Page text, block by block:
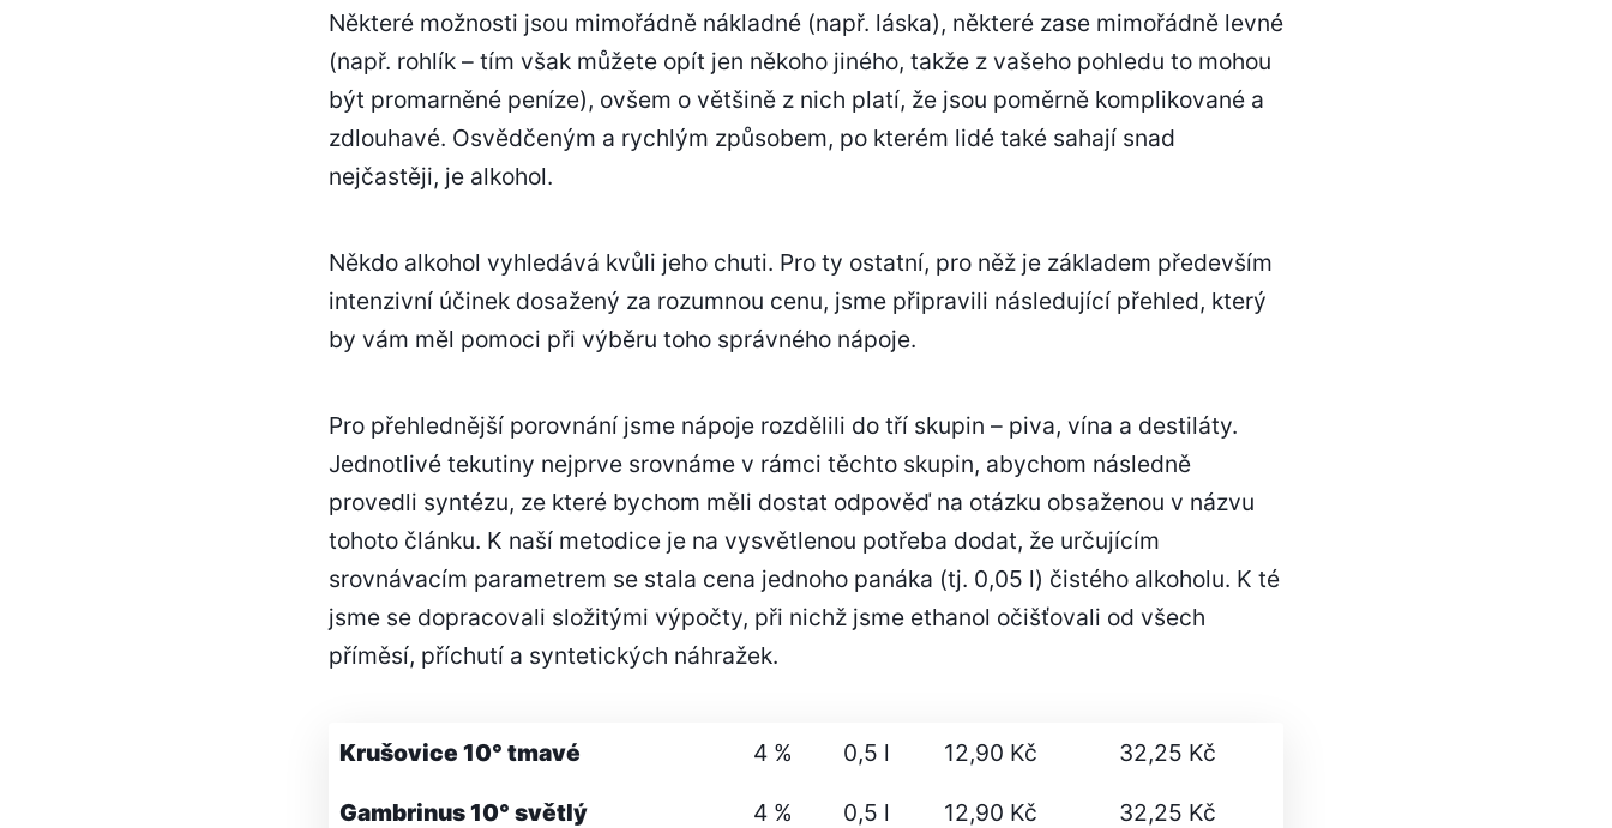
Některé možnosti jsou mimořádně nákladné (např. láska), některé zase mimořádně levné
(např. rohlík – tím však můžete opít jen někoho jiného, takže z vašeho pohledu to mohou
být promarněné peníze), ovšem o většině z nich platí, že jsou poměrně komplikované a
zdlouhavé. Osvědčeným a rychlým způsobem, po kterém lidé také sahají snad
nejčastěji, je alkohol.
Někdo alkohol vyhledává kvůli jeho chuti. Pro ty ostatní, pro něž je základem především
intenzivní účinek dosažený za rozumnou cenu, jsme připravili následující přehled, který
by vám měl pomoci při výběru toho správného nápoje.
Pro přehlednější porovnání jsme nápoje rozdělili do tří skupin – piva, vína a destiláty.
Jednotlivé tekutiny nejprve srovnáme v rámci těchto skupin, abychom následně
provedli syntézu, ze které bychom měli dostat odpověď na otázku obsaženou v názvu
tohoto článku. K naší metodice je na vysvětlenou potřeba dodat, že určujícím
srovnávacím parametrem se stala cena jednoho panáka (tj. 0,05 l) čistého alkoholu. K té
jsme se dopracovali složitými výpočty, při nichž jsme ethanol očišťovali od všech
příměsí, příchutí a syntetických náhražek.
Krušovice 10° tmavé 4 % 0,5 l 12,90 Kč 32,25 Kč
Gambrinus 10° světlý 4 % 0,5 l 12,90 Kč 32,25 Kč